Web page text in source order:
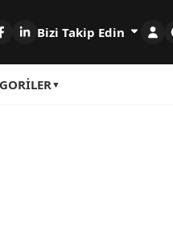
Bizi Takip Edin